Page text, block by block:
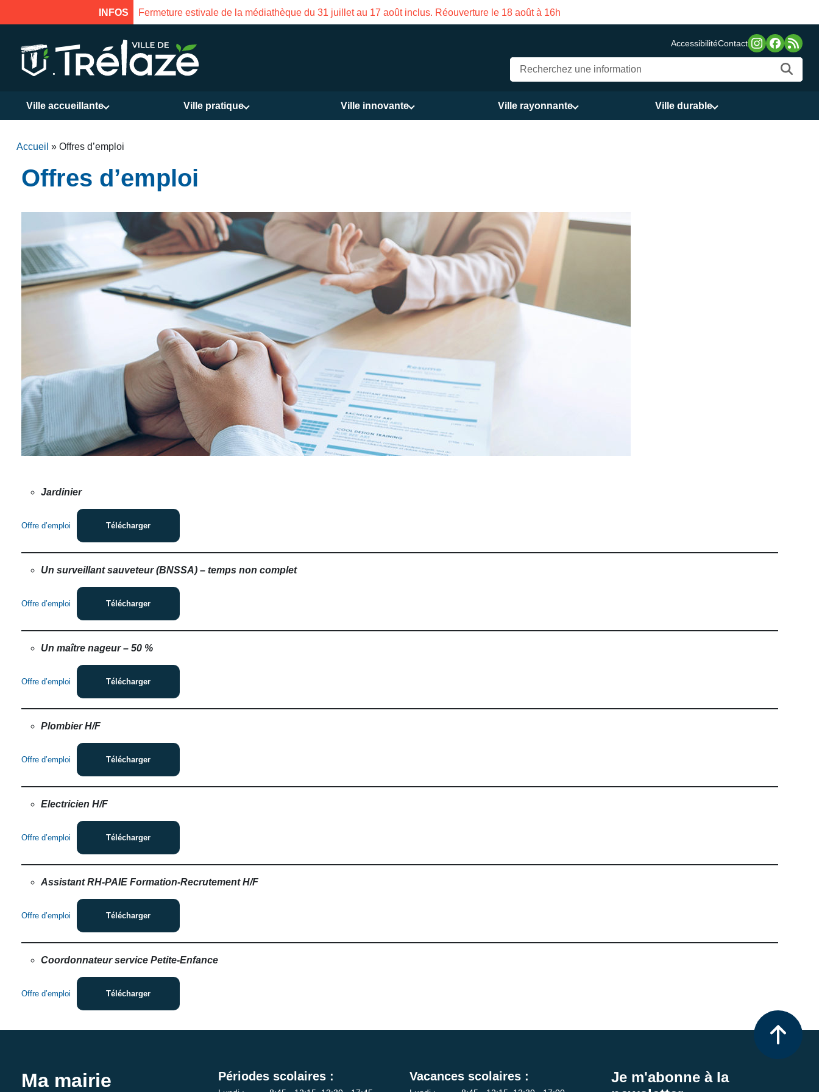
INFOS Fermeture estivale de la Maison des Services publics Vasco de Gama du 3 au 21 août
AccessibilitéContact
Ville accueillante Ville pratique Ville innovante Ville rayonnante Ville durable
Accueil » Offres d’emploi
Offres d’emploi
Jardinier
Offre d’emploi Télécharger
Un surveillant sauveteur (BNSSA) – temps non complet
Offre d’emploi Télécharger
Un maître nageur – 50 %
Offre d’emploi Télécharger
Plombier H/F
Offre d’emploi Télécharger
Electricien H/F
Offre d’emploi Télécharger
Assistant RH-PAIE Formation-Recrutement H/F
Offre d’emploi Télécharger
Coordonnateur service Petite-Enfance
Offre d’emploi Télécharger
Ma mairie Périodes scolaires : Vacances scolaires :
Je m'abonne à la